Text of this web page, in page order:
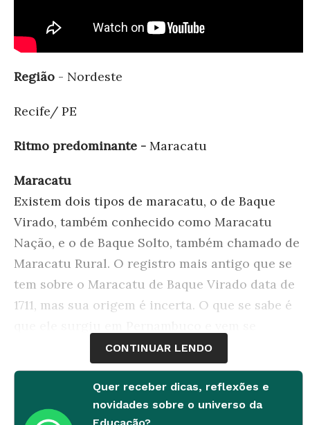
Região - Nordeste
Recife/ PE
Ritmo predominante - Maracatu
Maracatu
Existem dois tipos de maracatu, o de Baque
Virado, também conhecido como Maracatu
Nação, e o de Baque Solto, também chamado de
Maracatu Rural. O registro mais antigo que se
tem sobre o Maracatu de Baque Virado data de
1711, mas sua origem é incerta. O que se sabe é
transformando desde então. A manifestação tem
relação com o candomblé (religião de matriz
africana) e com a coroação de escravos negros,
antiga estratégia de dominação desse povo
CONTINUAR LENDO
Quer receber dicas, reflexões e
novidades sobre o universo da